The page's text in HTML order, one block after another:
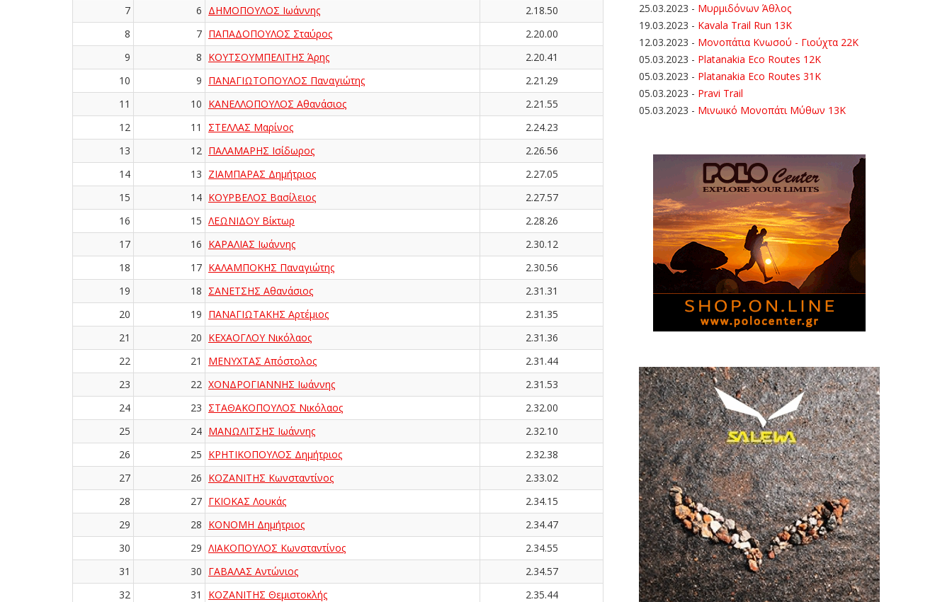
7
6 ΔΗΜΟΠΟΥΛΟΣ Ιωάννης
2.18.50
8
7 ΠΑΠΑΔΟΠΟΥΛΟΣ Σταύρος
2.20.00
9
8 ΚΟΥΤΣΟΥΜΠΕΛΙΤΗΣ Άρης
2.20.41
10
9 ΠΑΝΑΓΙΩΤΟΠΟΥΛΟΣ Παναγιώτης
2.21.29
11
10 ΚΑΝΕΛΛΟΠΟΥΛΟΣ Αθανάσιος
2.21.55
12
11 ΣΤΕΛΛΑΣ Μαρίνος
2.24.23
13
12 ΠΑΛΑΜΑΡΗΣ Ισίδωρος
2.26.56
14
13 ΖΙΑΜΠΑΡΑΣ Δημήτριος
2.27.05
15
14 ΚΟΥΡΒΕΛΟΣ Βασίλειος
2.27.57
16
15 ΛΕΩΝΙΔΟΥ Βίκτωρ
2.28.26
17
16 ΚΑΡΑΛΙΑΣ Ιωάννης
2.30.12
18
17 ΚΑΛΑΜΠΟΚΗΣ Παναγιώτης
2.30.56
19
18 ΣΑΝΕΤΣΗΣ Αθανάσιος
2.31.31
20
19 ΠΑΝΑΓΙΩΤΑΚΗΣ Αρτέμιος
2.31.35
21
20 ΚΕΧΑΟΓΛΟΥ Νικόλαος
2.31.36
22
21 ΜΕΝΥΧΤΑΣ Απόστολος
2.31.44
23
22 ΧΟΝΔΡΟΓΙΑΝΝΗΣ Ιωάννης
2.31.53
24
23 ΣΤΑΘΑΚΟΠΟΥΛΟΣ Νικόλαος
2.32.00
25
24 ΜΑΝΩΛΙΤΣΗΣ Ιωάννης
2.32.10
26
25 ΚΡΗΤΙΚΟΠΟΥΛΟΣ Δημήτριος
2.32.38
27
26 ΚΟΖΑΝΙΤΗΣ Κωνσταντίνος
2.33.02
28
27 ΓΚΙΟΚΑΣ Λουκάς
2.34.15
29
28 ΚΟΝΟΜΗ Δημήτριος
2.34.47
30
29 ΛΙΑΚΟΠΟΥΛΟΣ Κωνσταντίνος
2.34.55
31
30 ΓΑΒΑΛΑΣ Αντώνιος
2.34.57
32
31 ΚΟΖΑΝΙΤΗΣ Θεμιστοκλής
2.35.44
25.03.2023 - Μυρμιδόνων Άθλος
19.03.2023 - Kavala Trail Run 13K
12.03.2023 - Μονοπάτια Κνωσού - Γιούχτα 22Κ
05.03.2023 - Platanakia Eco Routes 12K
05.03.2023 - Platanakia Eco Routes 31K
05.03.2023 - Pravi Trail
05.03.2023 - Μινωικό Μονοπάτι Μύθων 13Κ